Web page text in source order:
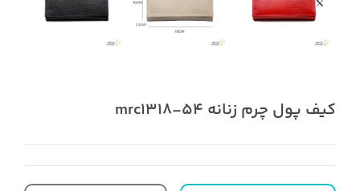
کیف پول چرم زنانه mrc1318-54